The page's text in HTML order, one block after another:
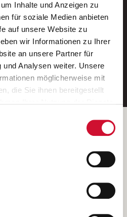
Inhalte und Anzeigen zu
für soziale Medien anbieten
auf unsere Website zu
wir Informationen zu Ihrer
an unsere Partner für
Analysen weiter. Unsere
möglicherweise mit
die Sie ihnen bereitgestellt
klicken, so stimmen
Cookies zu. Sie können
jederzeit widerrufen,
aufrufen und diese
per E-Mail.
Service von AWO
Jobs.
eintragen
AWO Bezirksverbandes Unterfranken